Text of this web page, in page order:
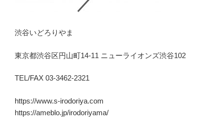
渋谷いどろりやま
東京都渋谷区円山町14-11 ニューライオンズ渋谷102
TEL/FAX 03-3462-2321
https://www.s-irodoriya.com
https://ameblo.jp/irodoriyama/